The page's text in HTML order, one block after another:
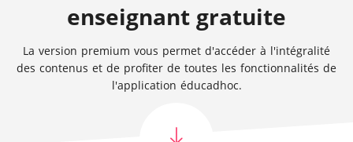
enseignant gratuite
La version premium vous permet d'accéder à l'intégralité
des contenus et de profiter de toutes les fonctionnalités de
l'application éducadhoc.